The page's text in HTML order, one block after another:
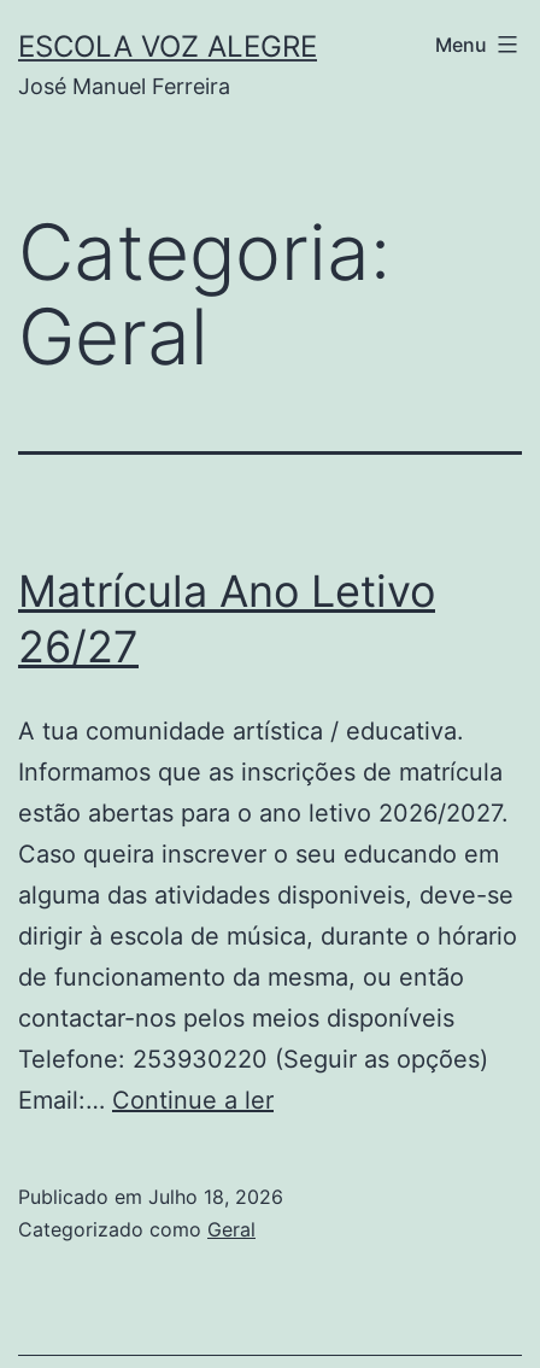
para
ESCOLA VOZ ALEGRE
José Manuel Ferreira
Menu
Categoria:
Geral
Matrícula Ano Letivo
26/27
A tua comunidade artística / educativa.
Informamos que as inscrições de matrícula
estão abertas para o ano letivo 2026/2027.
Caso queira inscrever o seu educando em
alguma das atividades disponiveis, deve-se
dirigir à escola de música, durante o hórario
de funcionamento da mesma, ou então
contactar-nos pelos meios disponíveis
Telefone: 253930220 (Seguir as opções)
Email:… Continue a lerMatrícula
Publicado em Julho 18, 2026
Categorizado como Geral